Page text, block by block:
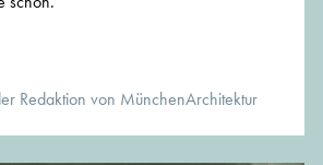
Redaktion von MünchenArchitektur